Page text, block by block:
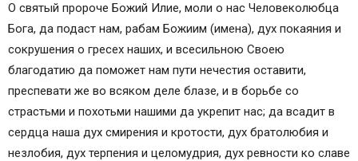
Молитва пророку Илии во время бездождия и
голода
Молитва пророку Илие о защите
Сохранить молитвы в социальных сетях:
Молитва Илье Пророку о помощи
Молитва св. Илье Пророку
Молитва Илье Пророку о деньгах
О святый пророче Божий Илие, моли о нас Человеколюбца
Бога, да подаст нам, рабам Божиим (имена), дух покаяния и
сокрушения о гресех наших, и всесильною Своею
благодатию да поможет нам пути нечестия оставити,
преспевати же во всяком деле блазе, и в борьбе со
страстьми и похотьми нашими да укрепит нас; да всадит в
сердца наша дух смирения и кротости, дух братолюбия и
незлобия, дух терпения и целомудрия, дух ревности ко славе